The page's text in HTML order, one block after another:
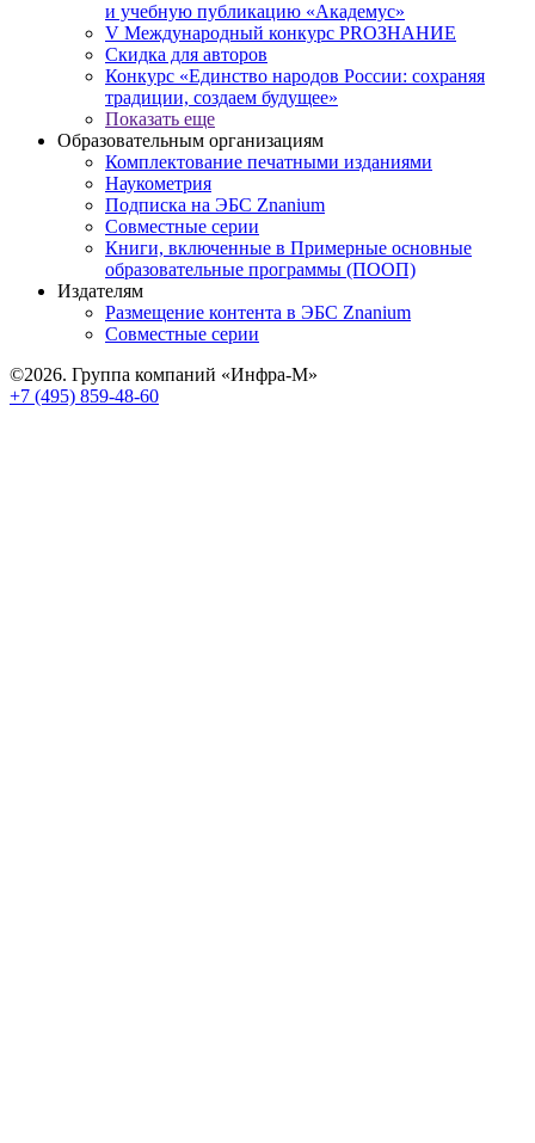
и учебную публикацию «Академус»
V Международный конкурс PROЗНАНИЕ
Скидка для авторов
Конкурс «Единство народов России: сохраняя
традиции, создаем будущее»
Показать еще
Образовательным организациям
Комплектование печатными изданиями
Наукометрия
Подписка на ЭБС Znanium
Совместные серии
Книги, включенные в Примерные основные
образовательные программы (ПООП)
Издателям
Размещение контента в ЭБС Znanium
Совместные серии
©2026. Группа компаний «Инфра-М»
+7 (495) 859-48-60